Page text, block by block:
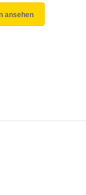
ansehen